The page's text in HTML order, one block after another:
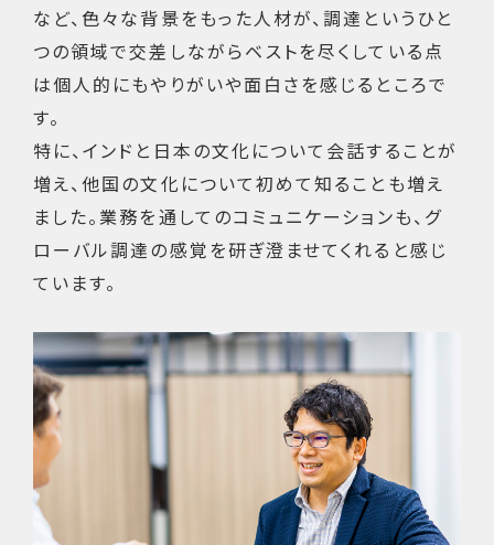
など、色々な背景をもった人材が、調達というひと
つの領域で交差しながらベストを尽くしている点
は個人的にもやりがいや面白さを感じるところで
す。
特に、インドと日本の文化について会話することが
増え、他国の文化について初めて知ることも増え
ました。業務を通してのコミュニケーションも、グ
ローバル調達の感覚を研ぎ澄ませてくれると感じ
ています。